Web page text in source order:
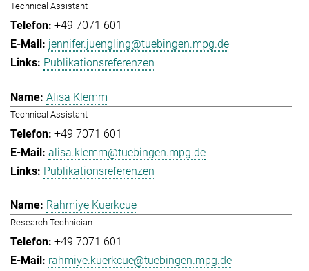
Technical Assistant
+49 7071 601
jennifer.juengling@tuebingen.mpg.de
Publikationsreferenzen
Alisa Klemm
Technical Assistant
+49 7071 601
alisa.klemm@tuebingen.mpg.de
Publikationsreferenzen
Rahmiye Kuerkcue
Research Technician
+49 7071 601
rahmiye.kuerkcue@tuebingen.mpg.de